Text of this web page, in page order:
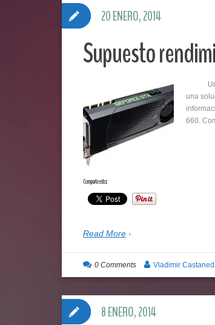
Supuesto
Un
una
660.
Comparte esto:
Read More
20 ENERO, 2014
0 Comments Vladimir
8 ENERO, 2014